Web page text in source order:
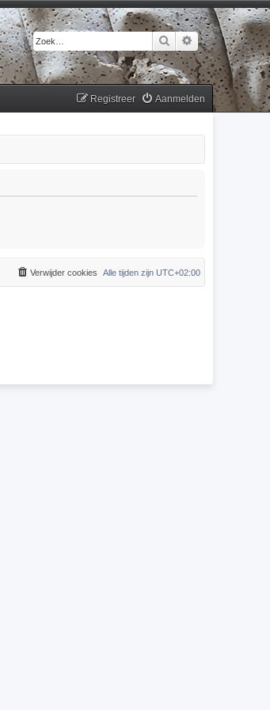
Zoek Uitgebreid
Aanmelden
Registreer
Alle tijden zijn UTC+02:00
Verwijder cookies